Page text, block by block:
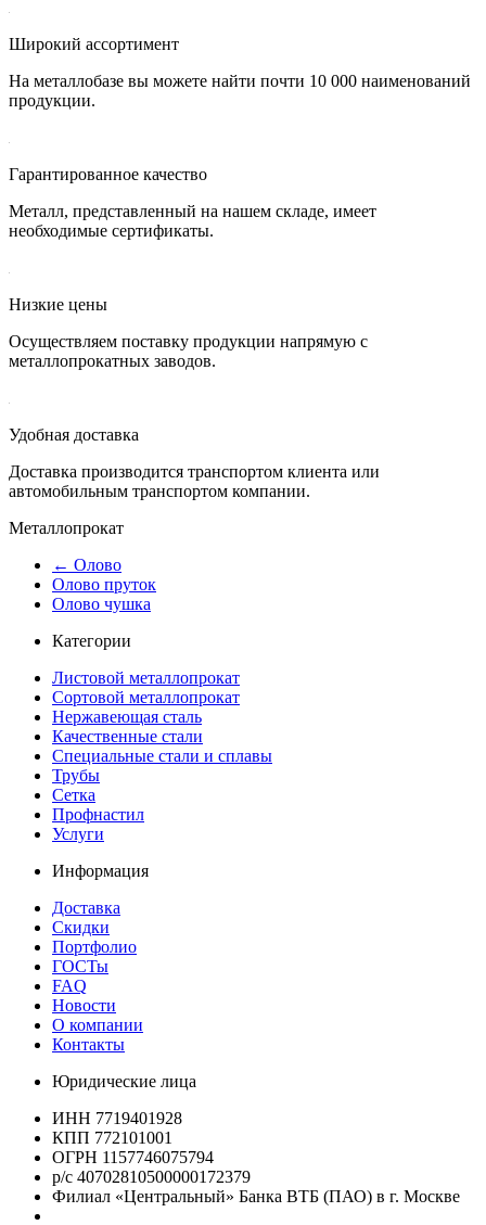
Широкий ассортимент
На металлобазе вы можете найти почти 10 000 наименований
продукции.
Гарантированное качество
Металл, представленный на нашем складе, имеет
необходимые сертификаты.
Низкие цены
Осуществляем поставку продукции напрямую с
металлопрокатных заводов.
Удобная доставка
Доставка производится транспортом клиента или
автомобильным транспортом компании.
Металлопрокат
← Олово
Олово пруток
Олово чушка
Категории
Листовой металлопрокат
Сортовой металлопрокат
Нержавеющая сталь
Качественные стали
Специальные стали и сплавы
Трубы
Сетка
Профнастил
Услуги
Информация
Доставка
Скидки
Портфолио
ГОСТы
FAQ
Новости
О компании
Контакты
Юридические лица
ИНН 7719401928
КПП 772101001
ОГРН 1157746075794
р/с 40702810500000172379
Филиал «Центральный» Банка ВТБ (ПАО) в г. Москве